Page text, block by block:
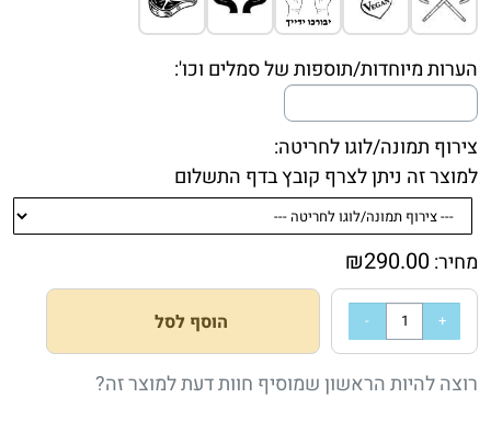
הערות מיוחדות/תוספות של סמלים וכו':
צירוף תמונה/לוגו לחריטה:
למוצר זה ניתן לצרף קובץ בדף התשלום
מחיר: ₪290.00
הוסף לסל
רוצה להיות הראשון שמוסיף חוות דעת למוצר זה?